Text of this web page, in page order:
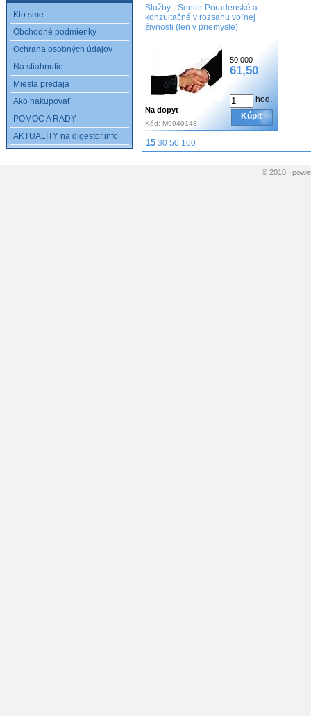
Služby - Senior Poradenské a
konzultačné v rozsahu voľnej
živnosti (len v priemysle)
50,000
61,50
hod.
Kúpiť
Na dopyt
Kód: M9940148
15 30 50 100
Kto sme
Obchodné podmienky
Ochrana osobných údajov
Na stiahnutie
Miesta predaja
Ako nakupovať
POMOC A RADY
AKTUALITY na digestor.info
© 2010 |